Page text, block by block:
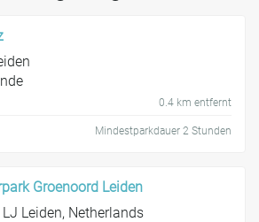
0.4 km entfernt
Mindestparkdauer 2 Stunden
Groenoord Leiden
Leiden, Netherlands